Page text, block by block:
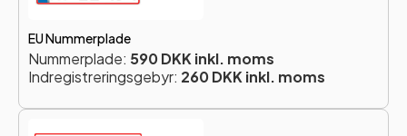
EU Nummerplade
Nummerplade: 590 DKK inkl. moms
Indregistreringsgebyr: 260 DKK inkl. moms